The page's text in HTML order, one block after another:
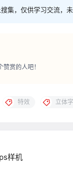
集，仅供学习交流，
赏的人吧！
特效 立体字
样机